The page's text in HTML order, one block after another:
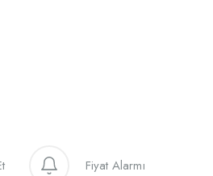
Fiyat Alarmı